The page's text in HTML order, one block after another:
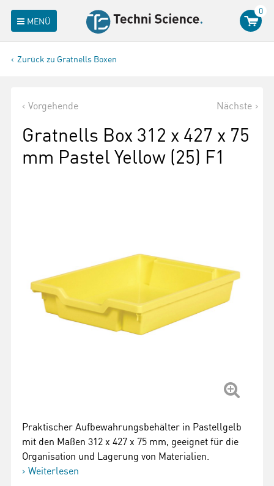
MENÜ
0
Zurück zu Gratnells Boxen
Vorgehende Nächste
Gratnells Box 312 x 427 x 75
mm Pastel Yellow (25) F1
Praktischer Aufbewahrungsbehälter in Pastellgelb
mit den Maßen 312 x 427 x 75 mm, geeignet für die
Organisation und Lagerung von Materialien.
Weiterlesen